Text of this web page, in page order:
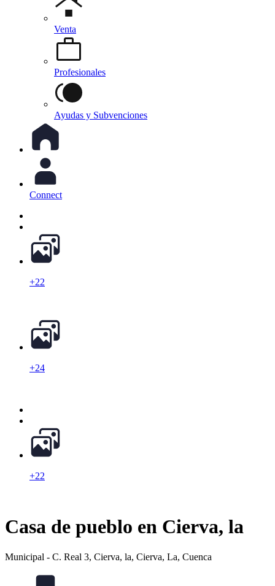
Venta
Profesionales
Ayudas y Subvenciones
Connect
+22
+24
+22
Casa de pueblo en Cierva, la
Municipal - C. Real 3, Cierva, la, Cierva, La, Cuenca